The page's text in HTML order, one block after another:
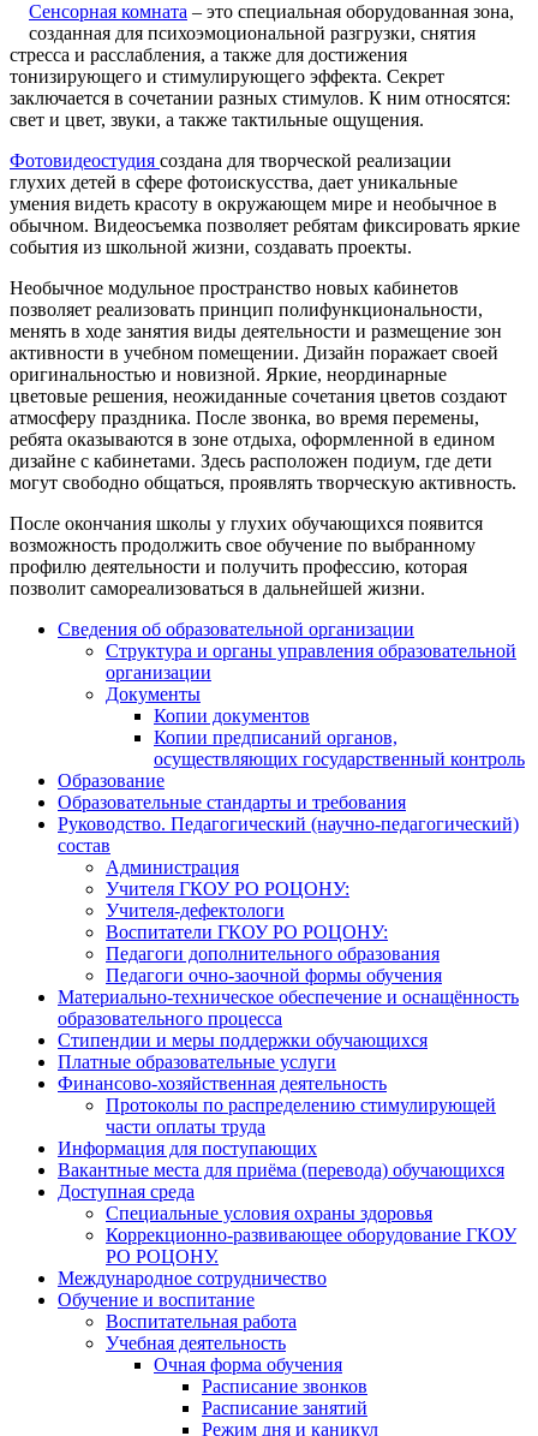
Сенсорная комната – это специальная оборудованная зона,
созданная для психоэмоциональной разгрузки, снятия
стресса и расслабления, а также для достижения
тонизирующего и стимулирующего эффекта. Секрет
заключается в сочетании разных стимулов. К ним относятся:
свет и цвет, звуки, а также тактильные ощущения.
Фотовидеостудия создана для творческой реализации
глухих детей в сфере фотоискусства, дает уникальные
умения видеть красоту в окружающем мире и необычное в
обычном. Видеосъемка позволяет ребятам фиксировать яркие
события из школьной жизни, создавать проекты.
Необычное модульное пространство новых кабинетов
позволяет реализовать принцип полифункциональности,
менять в ходе занятия виды деятельности и размещение зон
активности в учебном помещении. Дизайн поражает своей
оригинальностью и новизной. Яркие, неординарные
цветовые решения, неожиданные сочетания цветов создают
атмосферу праздника. После звонка, во время перемены,
ребята оказываются в зоне отдыха, оформленной в едином
дизайне с кабинетами. Здесь расположен подиум, где дети
могут свободно общаться, проявлять творческую активность.
После окончания школы у глухих обучающихся появится
возможность продолжить свое обучение по выбранному
профилю деятельности и получить профессию, которая
позволит самореализоваться в дальнейшей жизни.
Сведения об образовательной организации
Структура и органы управления образовательной
организации
Документы
Копии документов
Копии предписаний органов,
осуществляющих государственный контроль
Образование
Образовательные стандарты и требования
Руководство. Педагогический (научно-педагогический)
состав
Администрация
Учителя ГКОУ РО РОЦОНУ:
Учителя-дефектологи
Воспитатели ГКОУ РО РОЦОНУ:
Педагоги дополнительного образования
Педагоги очно-заочной формы обучения
Материально-техническое обеспечение и оснащённость
образовательного процесса
Стипендии и меры поддержки обучающихся
Платные образовательные услуги
Финансово-хозяйственная деятельность
Протоколы по распределению стимулирующей
части оплаты труда
Информация для поступающих
Вакантные места для приёма (перевода) обучающихся
Доступная среда
Специальные условия охраны здоровья
Коррекционно-развивающее оборудование ГКОУ
РО РОЦОНУ.
Международное сотрудничество
Обучение и воспитание
Воспитательная работа
Учебная деятельность
Очная форма обучения
Расписание звонков
Расписание занятий
Режим дня и каникул